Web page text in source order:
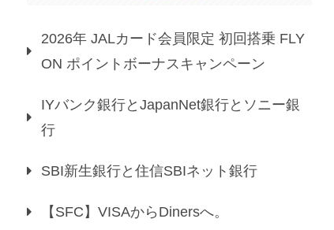
2026年 JALカード会員限定 初回搭乗 FLY
ON ポイントボーナスキャンペーン
IYバンク銀行とJapanNet銀行とソニー銀
行
SBI新生銀行と住信SBIネット銀行
【SFC】VISAからDinersへ。